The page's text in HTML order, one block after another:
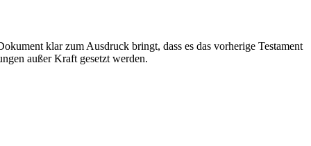
klar zum Ausdruck bringt, dass es das vorherige Testament
außer Kraft gesetzt werden.